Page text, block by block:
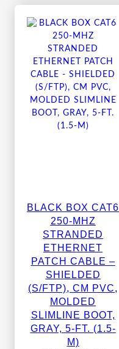
BLACK BOX CAT6
250-MHZ
STRANDED
ETHERNET
PATCH CABLE –
SHIELDED
(S/FTP), CM PVC,
MOLDED
SLIMLINE BOOT,
GRAY, 5-FT. (1.5-
M)